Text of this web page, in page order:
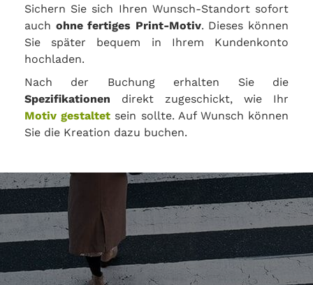
Sichern Sie sich Ihren Wunsch-Standort sofort
auch ohne fertiges Print-Motiv. Dieses können
Sie später bequem in Ihrem Kundenkonto
hochladen.
Nach der Buchung erhalten Sie die
Spezifikationen direkt zugeschickt, wie Ihr
Motiv gestaltet sein sollte. Auf Wunsch können
Sie die Kreation dazu buchen.